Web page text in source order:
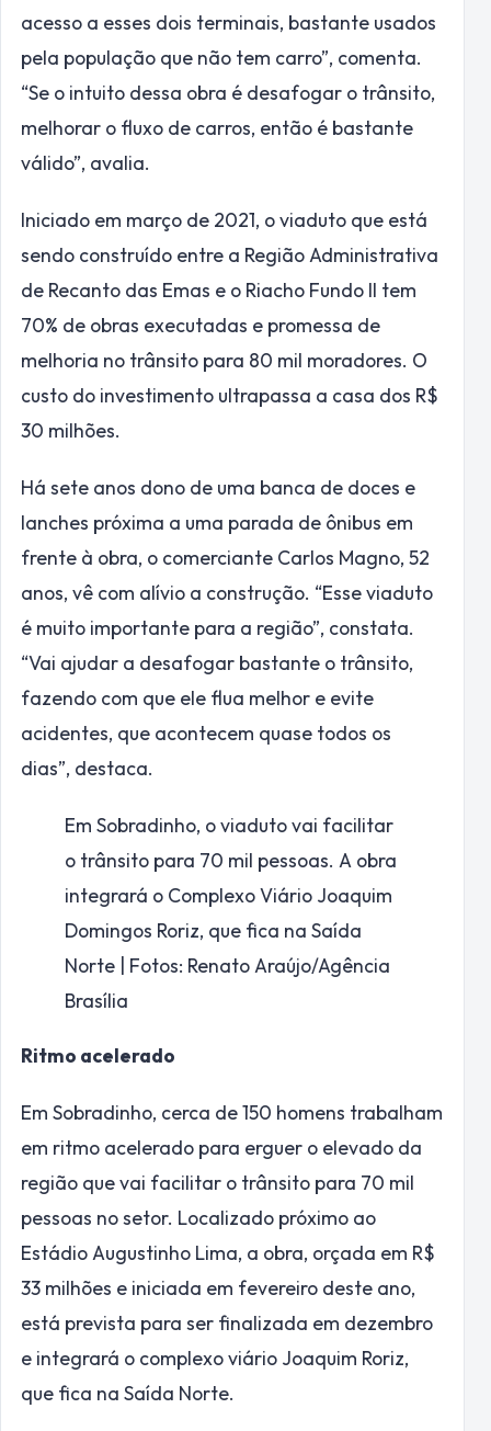
acesso a esses dois terminais, bastante usados
pela população que não tem carro”, comenta.
“Se o intuito dessa obra é desafogar o trânsito,
melhorar o fluxo de carros, então é bastante
válido”, avalia.
Iniciado em março de 2021, o viaduto que está
sendo construído entre a Região Administrativa
de Recanto das Emas e o Riacho Fundo II tem
70% de obras executadas e promessa de
melhoria no trânsito para 80 mil moradores. O
custo do investimento ultrapassa a casa dos R$
30 milhões.
Há sete anos dono de uma banca de doces e
lanches próxima a uma parada de ônibus em
frente à obra, o comerciante Carlos Magno, 52
anos, vê com alívio a construção. “Esse viaduto
é muito importante para a região”, constata.
“Vai ajudar a desafogar bastante o trânsito,
fazendo com que ele flua melhor e evite
acidentes, que acontecem quase todos os
dias”, destaca.
Em Sobradinho, o viaduto vai facilitar
o trânsito para 70 mil pessoas. A obra
integrará o Complexo Viário Joaquim
Domingos Roriz, que fica na Saída
Norte | Fotos: Renato Araújo/Agência
Brasília
Ritmo acelerado
Em Sobradinho, cerca de 150 homens trabalham
em ritmo acelerado para erguer o elevado da
região que vai facilitar o trânsito para 70 mil
pessoas no setor. Localizado próximo ao
Estádio Augustinho Lima, a obra, orçada em R$
33 milhões e iniciada em fevereiro deste ano,
está prevista para ser finalizada em dezembro
e integrará o complexo viário Joaquim Roriz,
que fica na Saída Norte.